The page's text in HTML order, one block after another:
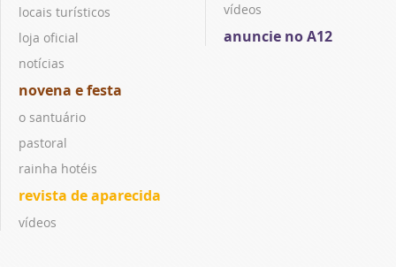
locais turísticos
loja oficial
notícias
novena e festa
o santuário
pastoral
rainha hotéis
revista de aparecida
vídeos
vídeos
anuncie no A12